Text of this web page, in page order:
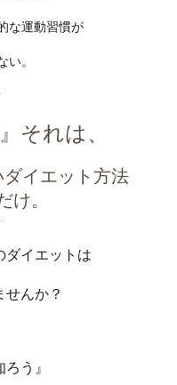
な運動習慣が
い。
それは、
イエット方法
け。
ダイエットは
せんか？
ろう』